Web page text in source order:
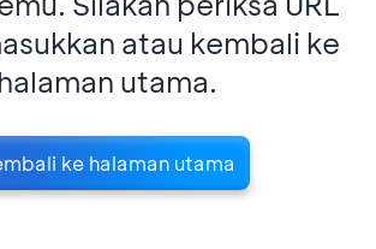
atau kembali ke
halaman utama.
ke halaman utama